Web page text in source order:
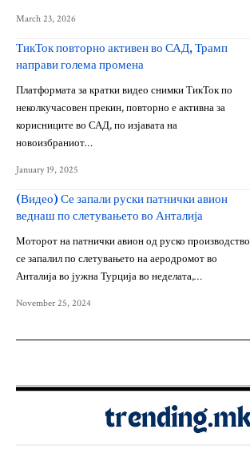
March 23, 2026
ТикТок повторно активен во САД, Трамп
направи голема промена
Платформата за кратки видео снимки ТикТок по
неколкучасовен прекин, повторно е активна за
корисниците во САД, по изјавата на
новоизбраниот…
January 19, 2025
(Видео) Се запали руски патнички авион
веднаш по слетувањето во Анталија
Моторот на патнички авион од руско производство
се запалил по слетувањето на аеродромот во
Анталија во јужна Турција во неделата,…
November 25, 2024